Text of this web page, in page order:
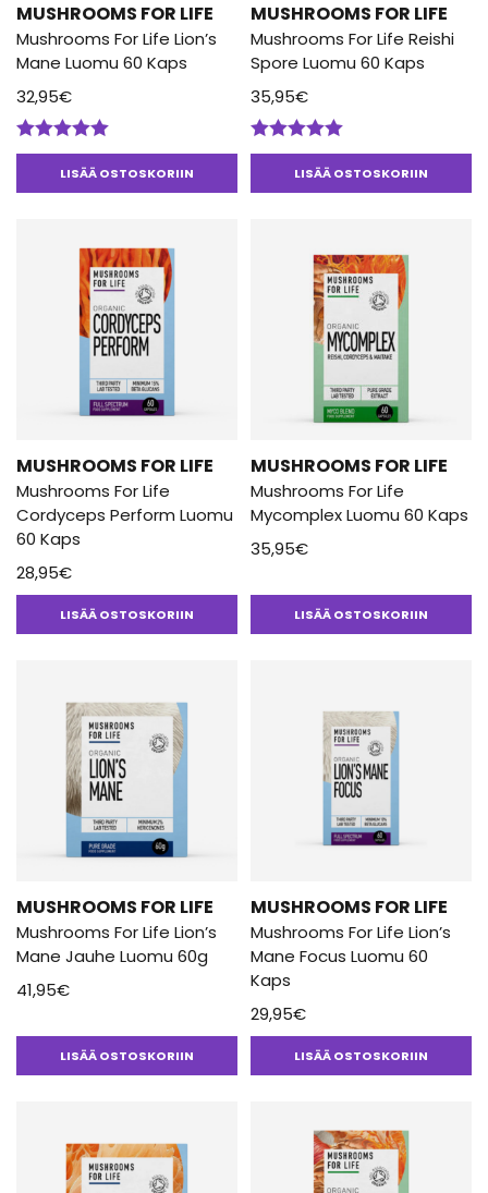
MUSHROOMS FOR LIFE
Mushrooms For Life Lion’s
Mane Luomu 60 Kaps
32,95€
Arvostelu
tuotteesta:LISÄÄ OSTOSKORIIN
MUSHROOMS FOR LIFE
Mushrooms For Life Reishi
Spore Luomu 60 Kaps
35,95€
Arvostelu
tuotteesta:LISÄÄ OSTOSKORIIN
MUSHROOMS FOR LIFE
Mushrooms For Life
Cordyceps Perform Luomu
60 Kaps
28,95€
LISÄÄ OSTOSKORIIN
MUSHROOMS FOR LIFE
Mushrooms For Life
Mycomplex Luomu 60 Kaps
35,95€
LISÄÄ OSTOSKORIIN
MUSHROOMS FOR LIFE
Mushrooms For Life Lion’s
Mane Jauhe Luomu 60g
41,95€
LISÄÄ OSTOSKORIIN
MUSHROOMS FOR LIFE
Mushrooms For Life Lion’s
Mane Focus Luomu 60
Kaps
29,95€
LISÄÄ OSTOSKORIIN